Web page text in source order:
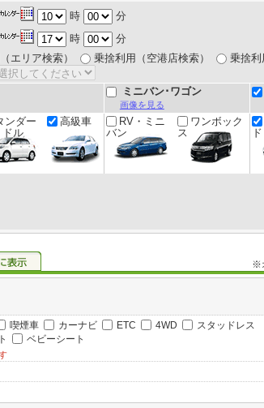
時
分
時
分
エリア検索） 乗捨利用（空港店検索） 乗捨利
ミニバン･ワゴン
画像を見る
ンダー
ドル
高級車
RV・ミニ
バン
ワンボック
ス
ド
※
喫煙車 カーナビ ETC 4WD
スタッドレス
ベビーシート